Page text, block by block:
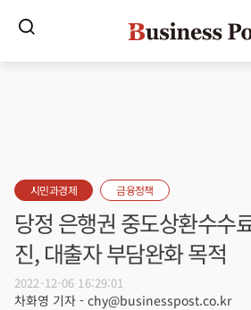
시민과경제 금융정책
당정 은행권 중도상환수수
진, 대출자 부담완화 목적
2022-12-06 16:29:01
차화영 기자 - chy@businesspost.co.kr